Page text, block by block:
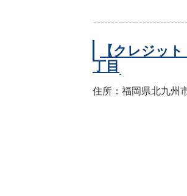
【クレジッ
丁目
住所：福岡県北九州